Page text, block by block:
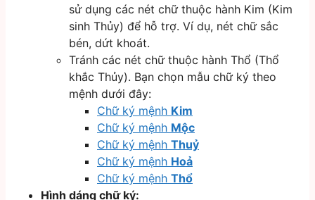
sử dụng các nét chữ thuộc hành Kim (Kim
sinh Thủy) để hỗ trợ. Ví dụ, nét chữ sắc
bén, dứt khoát.
Tránh các nét chữ thuộc hành Thổ (Thổ
khắc Thủy). Bạn chọn mẫu chữ ký theo
mệnh dưới đây:
Chữ ký mệnh Kim
Chữ ký mệnh Mộc
Chữ ký mệnh Thuỷ
Chữ ký mệnh Hoả
Chữ ký mệnh Thổ
Hình dáng chữ ký: